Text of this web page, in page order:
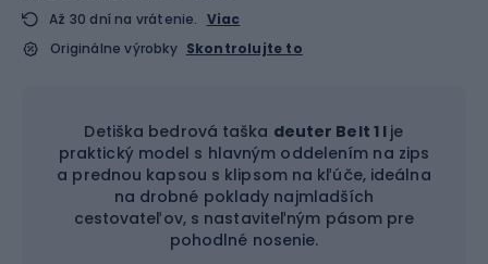
Až 30 dní na vrátenie. Viac
Originálne výrobky Skontrolujte to
Detiška bedrová taška deuter Belt 1 l je
praktický model s hlavným oddelením na zips
a prednou kapsou s klipsom na kľúče, ideálna
na drobné poklady najmladších
cestovateľov, s nastaviteľným pásom pre
pohodlné nosenie.